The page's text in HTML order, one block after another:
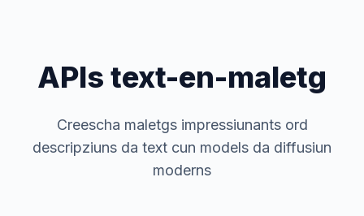
APIs text-en-maletg
Creescha maletgs impressiunants ord
descripziuns da text cun models da diffusiun
moderns